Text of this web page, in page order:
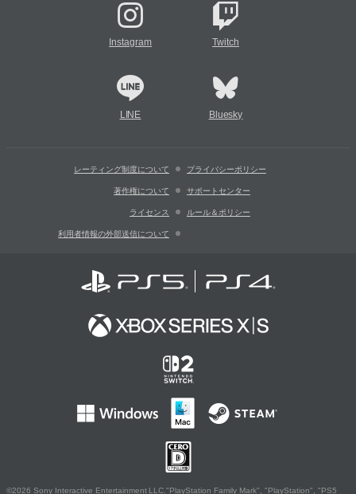
Instagram Twitch
LINE Bluesky
レーティング制度について プライバシーポリシー
著作権について サポートセンター
ライセンス ルール＆ポリシー
利用者情報の外部送信について
©2026 Sony Interactive Entertainment LLC."PlayStation Family Mark", "PlayStation", "PS5